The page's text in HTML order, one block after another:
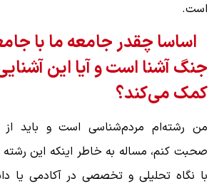
است.
اساسا چقدر جامعه ما با
جنگ آشنا است و آیا این
کمک می‌کند؟
من رشته‌ام مردم‌شناسی است و باید
صحبت کنم، مساله به خاطر اینکه این
با نگاه تحلیلی و تخصصی در آکادمی یا